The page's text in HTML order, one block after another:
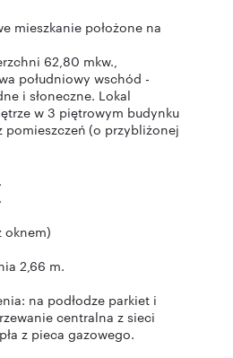
mieszkanie położone na
62,80 mkw.,
południowy wschód -
i słoneczne. Lokal
w 3 piętrowym budynku
pomieszczeń (o przybliżonej
oknem)
2,66 m.
na podłodze parkiet i
centralna z sieci
z pieca gazowego.